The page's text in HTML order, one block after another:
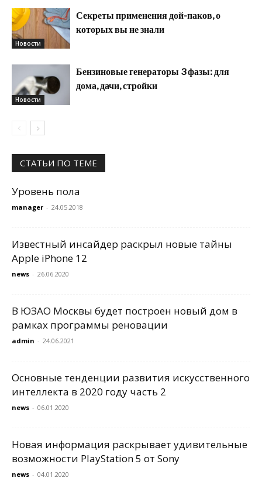
Новости
Секреты применения дой-паков, о
которых вы не знали
Новости
Бензиновые генераторы 3 фазы: для
дома, дачи, стройки
СТАТЬИ ПО ТЕМЕ
Уровень пола
manager - 24.05.2018
Известный инсайдер раскрыл новые тайны
Apple iPhone 12
news - 26.06.2020
В ЮЗАО Москвы будет построен новый дом в
рамках программы реновации
admin - 24.06.2021
Основные тенденции развития искусственного
интеллекта в 2020 году часть 2
news - 06.01.2020
Новая информация раскрывает удивительные
возможности PlayStation 5 от Sony
news - 04.01.2020